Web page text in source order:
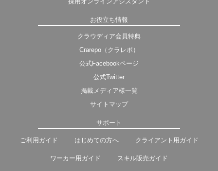
お役立ち情報
クラウディア会員特典
Crarepo（クラレポ）
公式Facebookページ
公式Twitter
掲載メディア様一覧
サイトマップ
サポート
ご利用ガイド はじめての方へ クライアント用ガイド
ワーカー用ガイド スキル販売ガイド